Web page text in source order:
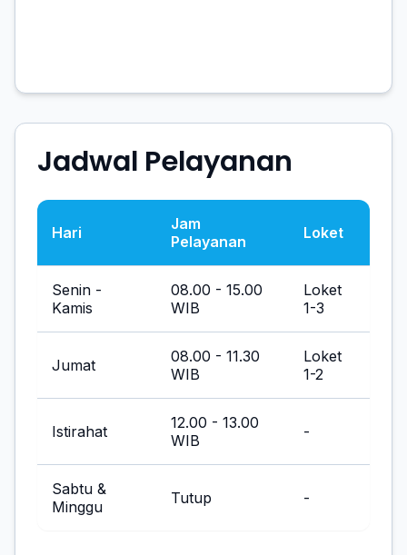
Jadwal Pelayanan
Hari
Jam
Pelayanan
Loket
Senin -
Kamis
08.00 - 15.00
WIB
Loket
1-3
Jumat
08.00 - 11.30
WIB
Loket
1-2
Istirahat
12.00 - 13.00
WIB
-
Sabtu &
Minggu
Tutup -